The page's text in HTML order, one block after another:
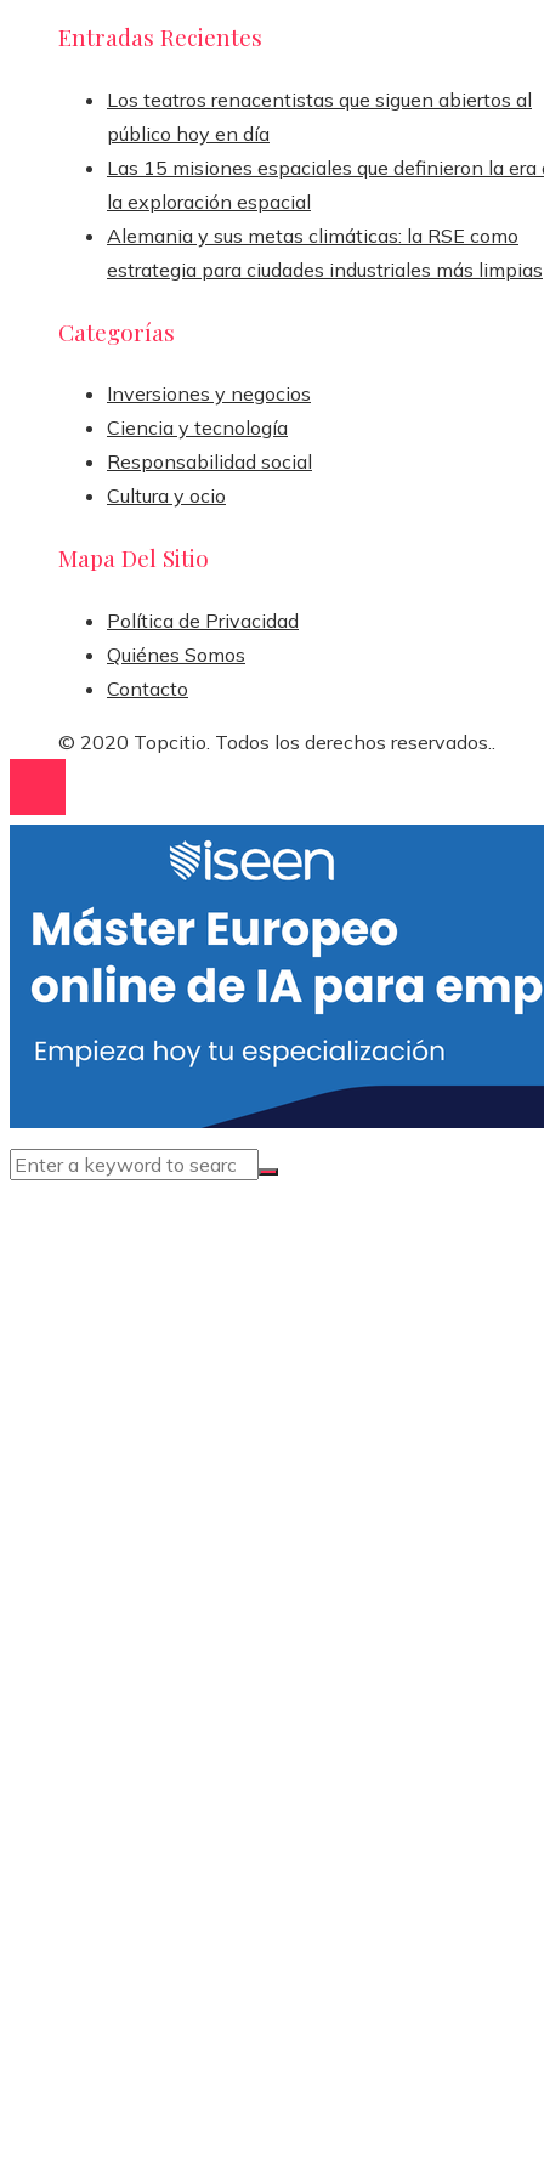
Entradas Recientes
Los teatros renacentistas que siguen abiertos al
público hoy en día
Las 15 misiones espaciales que definieron la era
la exploración espacial
Alemania y sus metas climáticas: la RSE como
estrategia para ciudades industriales más limpias
Categorías
Inversiones y negocios
Ciencia y tecnología
Responsabilidad social
Cultura y ocio
Mapa Del Sitio
Política de Privacidad
Quiénes Somos
Contacto
© 2020 Topcitio. Todos los derechos reservados..